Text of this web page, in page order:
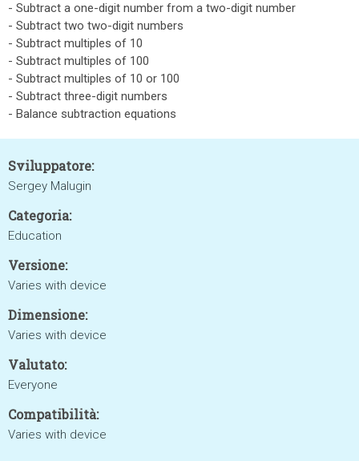
- Subtract a one-digit number from a two-digit number
- Subtract two two-digit numbers
- Subtract multiples of 10
- Subtract multiples of 100
- Subtract multiples of 10 or 100
- Subtract three-digit numbers
- Balance subtraction equations
Sviluppatore:
Sergey Malugin
Categoria:
Education
Versione:
Varies with device
Dimensione:
Varies with device
Valutato:
Everyone
Compatibilità:
Varies with device